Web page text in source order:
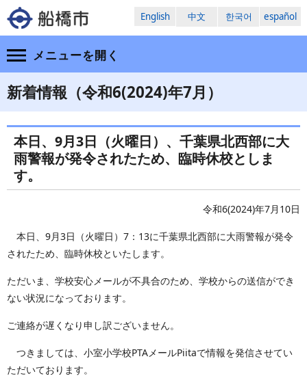
English 中文 한국어 español
メニューを開く
新着情報（令和6(2024)年7月）
本日、9月3日（火曜日）、千葉県北西部に大
雨警報が発令されたため、臨時休校としま
す。
令和6(2024)年7月10日
本日、9月3日（火曜日）7：13に千葉県北西部に大雨警報が発令
されたため、臨時休校といたします。
ただいま、学校安心メールが不具合のため、学校からの送信ができ
ない状況になっております。
ご連絡が遅くなり申し訳ございません。
つきましては、小室小学校PTAメールPiitaで情報を発信させてい
ただいております。